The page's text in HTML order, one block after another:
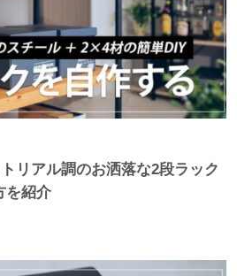
リアル調のお洒落な2段ラック
を紹介